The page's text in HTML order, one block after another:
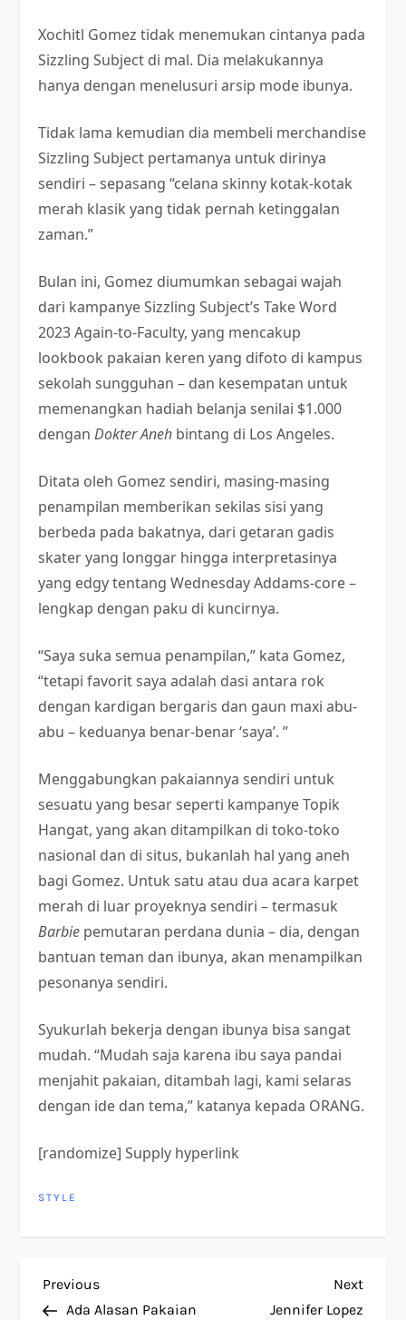
Xochitl Gomez tidak menemukan cintanya pada
Sizzling Subject di mal. Dia melakukannya
hanya dengan menelusuri arsip mode ibunya.
Tidak lama kemudian dia membeli merchandise
Sizzling Subject pertamanya untuk dirinya
sendiri – sepasang “celana skinny kotak-kotak
merah klasik yang tidak pernah ketinggalan
zaman.”
Bulan ini, Gomez diumumkan sebagai wajah
dari kampanye Sizzling Subject’s Take Word
2023 Again-to-Faculty, yang mencakup
lookbook pakaian keren yang difoto di kampus
sekolah sungguhan – dan kesempatan untuk
memenangkan hadiah belanja senilai $1.000
denganDokter Aneh bintang di Los Angeles.
Ditata oleh Gomez sendiri, masing-masing
penampilan memberikan sekilas sisi yang
berbeda pada bakatnya, dari getaran gadis
skater yang longgar hingga interpretasinya
yang edgy tentang Wednesday Addams-core –
lengkap dengan paku di kuncirnya.
“Saya suka semua penampilan,” kata Gomez,
“tetapi favorit saya adalah dasi antara rok
dengan kardigan bergaris dan gaun maxi abu-
abu – keduanya benar-benar ‘saya’. ”
Menggabungkan pakaiannya sendiri untuk
sesuatu yang besar seperti kampanye Topik
Hangat, yang akan ditampilkan di toko-toko
nasional dan di situs, bukanlah hal yang aneh
bagi Gomez. Untuk satu atau dua acara karpet
merah di luar proyeknya sendiri – termasuk
Barbie pemutaran perdana dunia – dia, dengan
bantuan teman dan ibunya, akan menampilkan
pesonanya sendiri.
Syukurlah bekerja dengan ibunya bisa sangat
mudah. “Mudah saja karena ibu saya pandai
menjahit pakaian, ditambah lagi, kami selaras
dengan ide dan tema,” katanya kepada ORANG.
[randomize] Supply hyperlink
STYLE
P
Previous
Post
Previous
Ada Alasan Pakaian
Next
Post
Next
Jennifer Lopez